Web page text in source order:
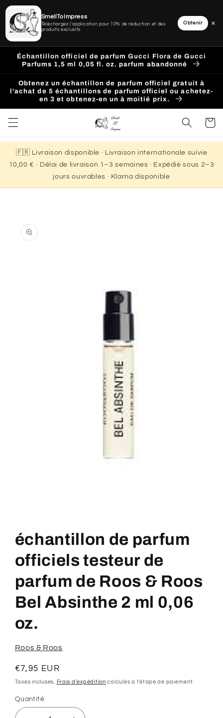
Ignorer
passer
au
Échantillon officiel de parfum Gucci Flora de Gucci
Parfums 1,5 ml 0,05 fl. oz. parfum abandonné
Obtenez un échantillon de parfum officiel gratuit à
l'achat de 5 échantillons de parfum officiel ou achetez-
en 3 et obtenez-en un à moitié prix.
Panier
🇫🇷 Livraison disponible · Livraison internationale suivie
10,00 € · Délai de livraison 1–3 semaines · Expédié sous 2–3
jours ouvrables · Klarna disponible
informations
produits
média
1
dans
fenêtre
échantillon de parfum
officiels testeur de
parfum de Roos & Roos
Bel Absinthe 2 ml 0,06
oz.
Roos & Roos
Prix
habituel
€7,95 EUR
Taxes incluses. Frais d'expédition calculés à l'étape de paiement.
Quantité
SmellToImpress
Téléchargez l'application pour 10% de réduction et des
produits exclusifs
Obtenir ×